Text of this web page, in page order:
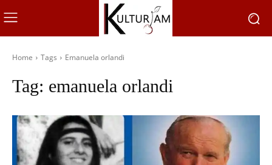
Home Tags Emanuela orlandi
Tag: emanuela orlandi